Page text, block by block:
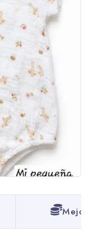
Mejores